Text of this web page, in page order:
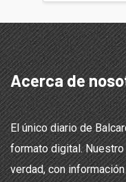
Acerca de
El único diario de
formato digital.
verdad, con